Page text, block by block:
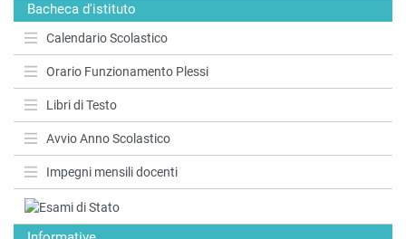
Bacheca d'istituto
Calendario Scolastico
Orario Funzionamento Plessi
Libri di Testo
Avvio Anno Scolastico
Impegni mensili docenti